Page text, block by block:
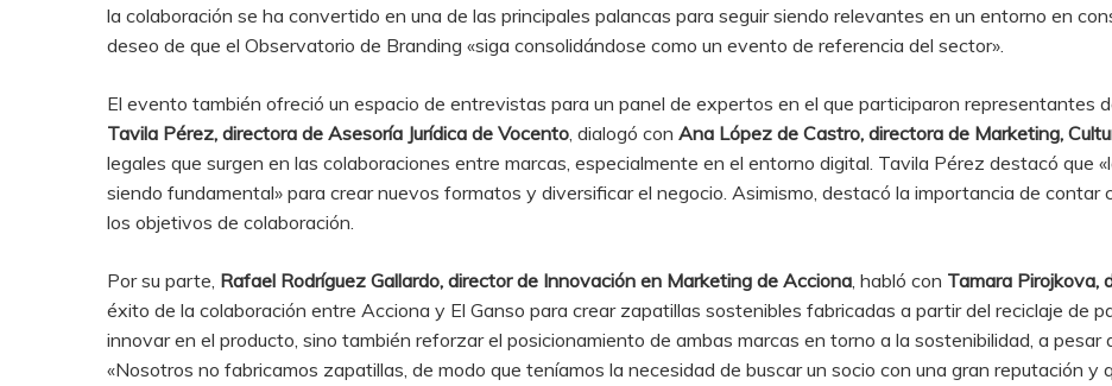
la colaboración se ha convertido en una de las principales palancas para seguir siendo relevantes en un entorno en
deseo de que el Observatorio de Branding «siga consolidándose como un evento de referencia del sector».
El evento también ofreció un espacio de entrevistas para un panel de expertos en el que participaron representantes
Tavila Pérez, directora de Asesoría Jurídica de Vocento, dialogó conAna López de Castro, directora de Marketing,
legales que surgen en las colaboraciones entre marcas, especialmente en el entorno digital. Tavila Pérez destacó que
siendo fundamental» para crear nuevos formatos y diversificar el negocio. Asimismo, destacó la importancia de contar
los objetivos de colaboración.
Por su parte, Rafael Rodríguez Gallardo, director de Innovación en Marketing de Acciona, habló con Tamara Pirojkova,
éxito de la colaboración entre Acciona y El Ganso para crear zapatillas sostenibles fabricadas a partir del reciclaje de
innovar en el producto, sino también reforzar el posicionamiento de ambas marcas en torno a la sostenibilidad, a
«Nosotros no fabricamos zapatillas, de modo que teníamos la necesidad de buscar un socio con una gran reputación y